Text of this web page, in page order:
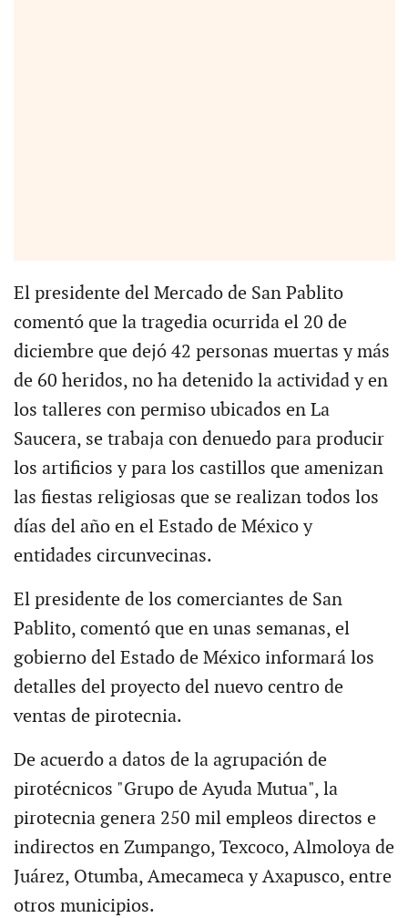
El presidente del Mercado de San Pablito
comentó que la tragedia ocurrida el 20 de
diciembre que dejó 42 personas muertas y más
de 60 heridos, no ha detenido la actividad y en
los talleres con permiso ubicados en La
Saucera, se trabaja con denuedo para producir
los artificios y para los castillos que amenizan
las fiestas religiosas que se realizan todos los
días del año en el Estado de México y
entidades circunvecinas.
El presidente de los comerciantes de San
Pablito, comentó que en unas semanas, el
gobierno del Estado de México informará los
detalles del proyecto del nuevo centro de
ventas de pirotecnia.
De acuerdo a datos de la agrupación de
pirotécnicos "Grupo de Ayuda Mutua", la
pirotecnia genera 250 mil empleos directos e
indirectos en Zumpango, Texcoco, Almoloya de
Juárez, Otumba, Amecameca y Axapusco, entre
otros municipios.